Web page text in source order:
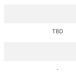
TBD
-